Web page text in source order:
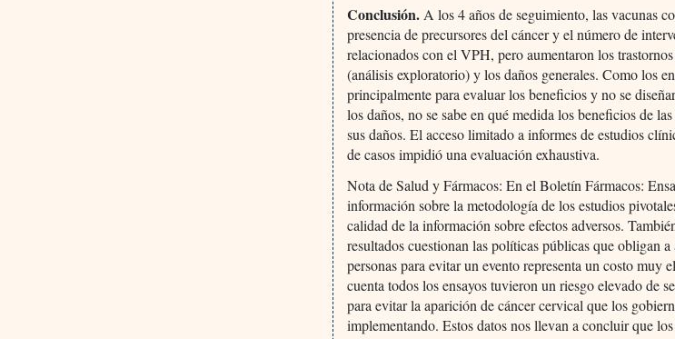
Conclusión.A los 4 años de seguimiento, las vacunas
presencia de precursores del cáncer y el número de
relacionados con el VPH, pero aumentaron los
(análisis exploratorio) y los daños generales. Como los
principalmente para evaluar los beneficios y no se
los daños, no se sabe en qué medida los beneficios de
sus daños. El acceso limitado a informes de estudios
de casos impidió una evaluación exhaustiva.
Nota de Salud y Fármacos: En el Boletín Fármacos:
información sobre la metodología de los estudios
calidad de la información sobre efectos adversos.
resultados cuestionan las políticas públicas que obligan
personas para evitar un evento representa un costo muy
cuenta todos los ensayos tuvieron un riesgo elevado de
para evitar la aparición de cáncer cervical que los
implementando. Estos datos nos llevan a concluir que